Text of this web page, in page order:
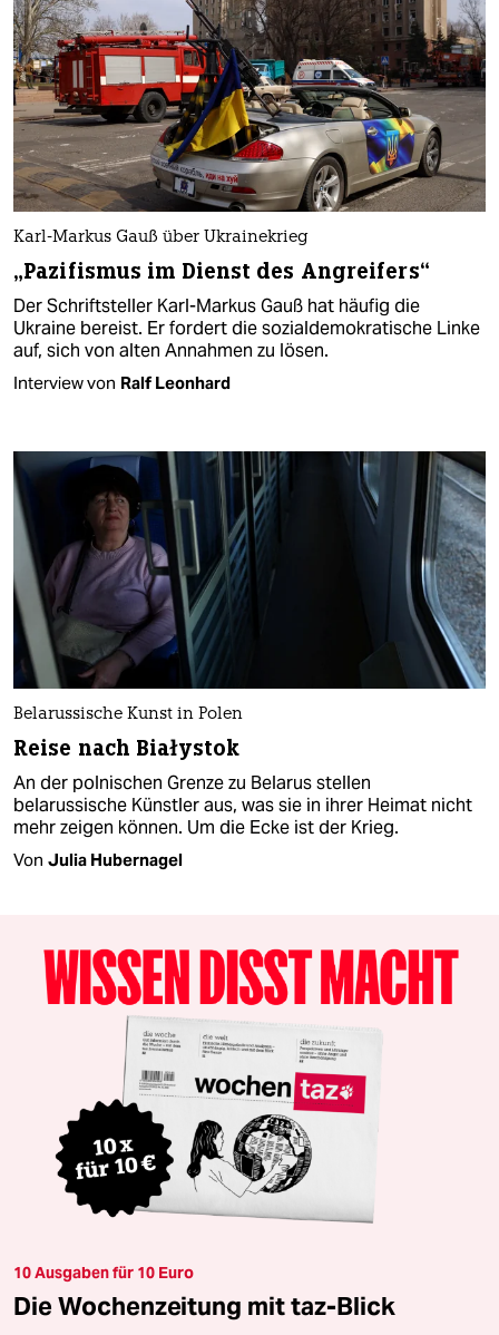
Karl-Markus Gauß über Ukrainekrieg
„Pazifismus im Dienst des Angreifers“
Der Schriftsteller Karl-Markus Gauß hat häufig die
Ukraine bereist. Er fordert die sozialdemokratische Linke
auf, sich von alten Annahmen zu lösen.
Interview von Ralf Leonhard
Belarussische Kunst in Polen
Reise nach Białystok
An der polnischen Grenze zu Belarus stellen
belarussische Künstler aus, was sie in ihrer Heimat nicht
mehr zeigen können. Um die Ecke ist der Krieg.
Von Julia Hubernagel
10 Ausgaben für 10 Euro
Die Wochenzeitung mit taz-Blick